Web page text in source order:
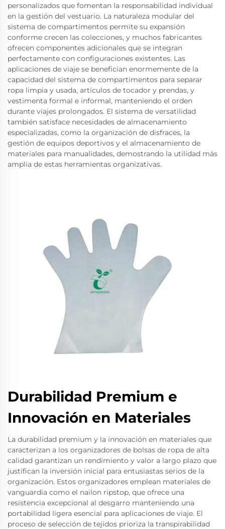
personalizados que fomentan la responsabilidad individual
en la gestión del vestuario. La naturaleza modular del
sistema de compartimentos permite su expansión
conforme crecen las colecciones, y muchos fabricantes
ofrecen componentes adicionales que se integran
perfectamente con configuraciones existentes. Las
aplicaciones de viaje se benefician enormemente de la
capacidad del sistema de compartimentos para separar
ropa limpia y usada, artículos de tocador y prendas, y
vestimenta formal e informal, manteniendo el orden
durante viajes prolongados. El sistema de versatilidad
también satisface necesidades de almacenamiento
especializadas, como la organización de disfraces, la
gestión de equipos deportivos y el almacenamiento de
materiales para manualidades, demostrando la utilidad más
amplia de estas herramientas organizativas.
Durabilidad Premium e
Innovación en Materiales
La durabilidad premium y la innovación en materiales que
caracterizan a los organizadores de bolsas de ropa de alta
calidad garantizan un rendimiento y valor a largo plazo que
justifican la inversión inicial para entusiastas serios de la
organización. Estos organizadores emplean materiales de
vanguardia como el nailon ripstop, que ofrece una
resistencia excepcional al desgarro manteniendo una
portabilidad ligera esencial para aplicaciones de viaje. El
proceso de selección de tejidos prioriza la transpirabilidad